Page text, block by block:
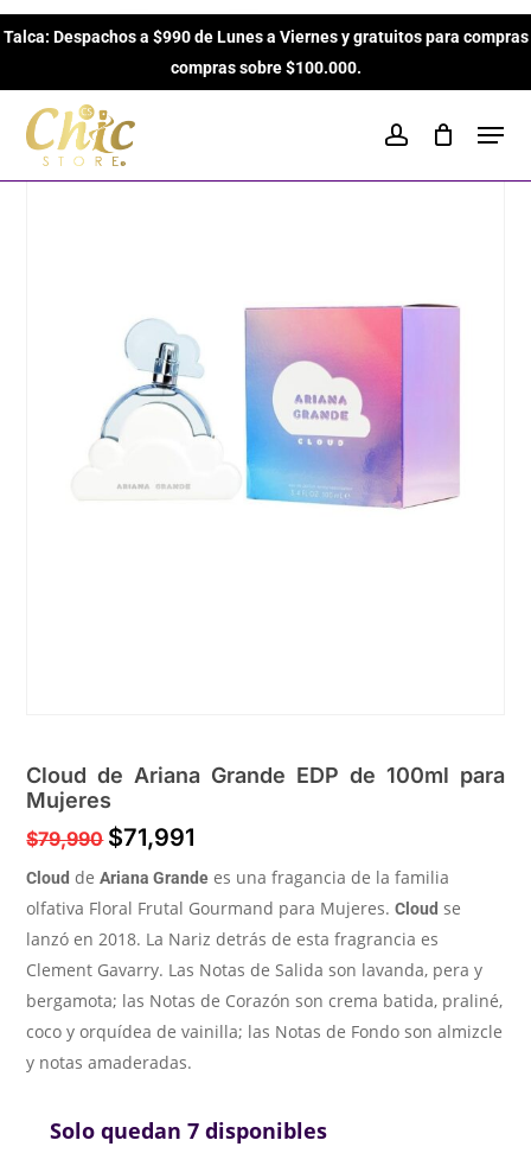
Skip
to
content
Talca: Despachos a $990 de Lunes a Viernes y gratuitos para compras
compras sobre $100.000.
account
Inicio Perfumes para Mujeres Dulces
Cloud de
Ariana Grande EDP de 100ml para Mujeres
Cloud de Ariana Grande EDP de 100ml para
Mujeres
$79,990 $71,991
Cloud deAriana Grande es una fragancia de la familia
olfativa Floral Frutal Gourmand para Mujeres.Cloud se
lanzó en 2018. La Nariz detrás de esta fragrancia es
Clement Gavarry. Las Notas de Salida son lavanda, pera y
bergamota; las Notas de Corazón son crema batida, praliné,
coco y orquídea de vainilla; las Notas de Fondo son almizcle
y notas amaderadas.
Solo quedan 7 disponibles